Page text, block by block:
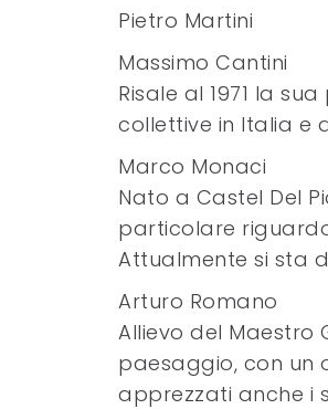
Pietro Martini
Massimo Cantini
Risale al 1971 la
collettive in Italia e
Marco Monaci
Nato a Castel Del
particolare
Attualmente si sta
Arturo Romano
Allievo del Maestro
paesaggio, con un
apprezzati anche i